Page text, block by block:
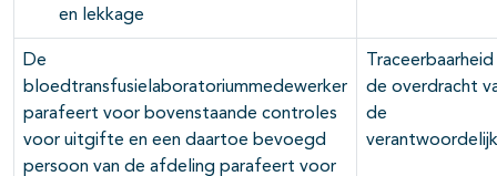
en lekkage
De
bloedtransfusielaboratoriummedewerker
parafeert voor bovenstaande controles
voor uitgifte en een daartoe bevoegd
persoon van de afdeling parafeert voor
de overdracht
de